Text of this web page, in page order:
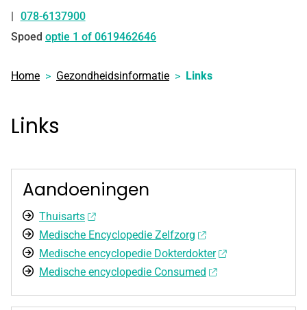
Tel:
078-6137900
Spoed optie 1 of 0619462646
Home Gezondheidsinformatie Links
Links
Aandoeningen
Thuisarts
Medische Encyclopedie Zelfzorg
Medische encyclopedie Dokterdokter
Medische encyclopedie Consumed